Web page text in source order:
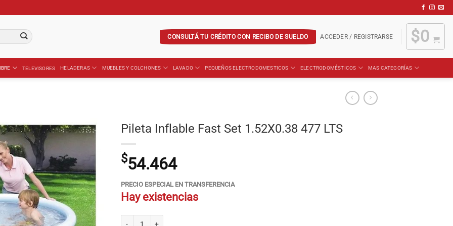
CONSULTÁ TU CRÉDITO CON RECIBO DE SUELDO ACCEDER / REGISTRARSE $0
TELEVISORES HELADERAS MUEBLES Y COLCHONES LAVADO PEQUEÑOS ELECTRODOMESTICOS ELECTRODOMÉSTICOS MAS CATEGORÍAS
Pileta Inflable Fast Set 1.52X0.38 477 LTS
$54.464
PRECIO ESPECIAL EN TRANSFERENCIA
Hay existencias